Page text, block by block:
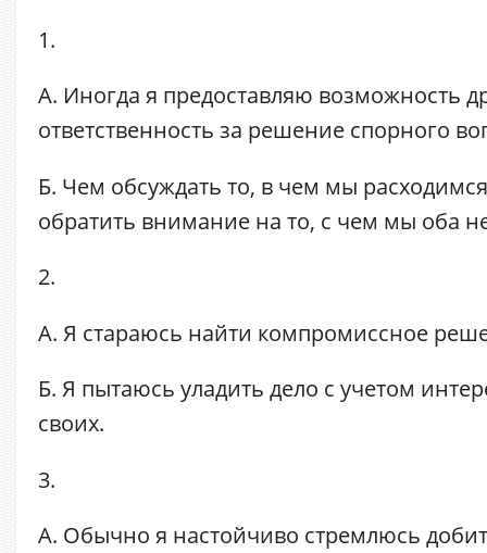
1.
А. Иногда я предоставляю возможность
ответственность за решение спорного
Б. Чем обсуждать то, в чем мы
обратить внимание на то, с чем мы оба
2.
А. Я стараюсь найти компромиссное
Б. Я пытаюсь уладить дело с учетом
своих.
3.
А. Обычно я настойчиво стремлюсь